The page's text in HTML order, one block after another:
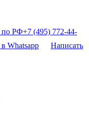
по РФ+7 (495) 772-44-
Whatsapp
Написать